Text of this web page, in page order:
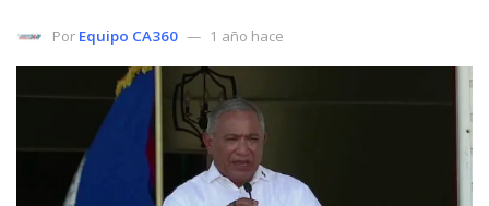
Por Equipo CA360 1 año hace